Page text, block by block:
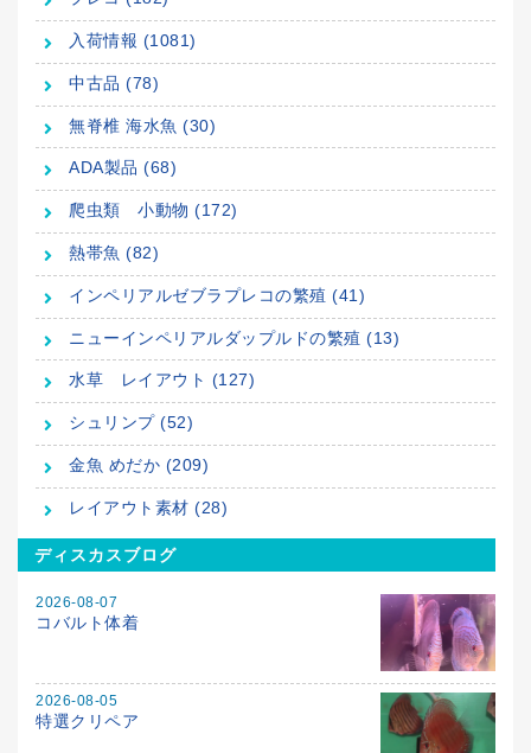
入荷情報 (1081)
中古品 (78)
無脊椎 海水魚 (30)
ADA製品 (68)
爬虫類 小動物 (172)
熱帯魚 (82)
インペリアルゼブラプレコの繁殖 (41)
ニューインペリアルダップルドの繁殖 (13)
水草 レイアウト (127)
シュリンプ (52)
金魚 めだか (209)
レイアウト素材 (28)
ディスカスブログ
2026-08-07
コバルト体着
2026-08-05
特選クリペア